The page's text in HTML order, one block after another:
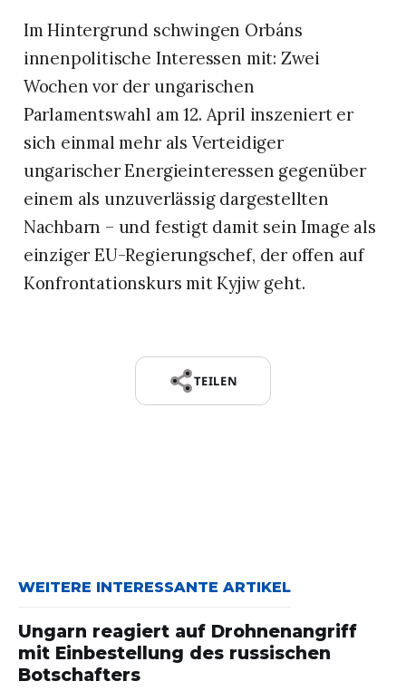
Im Hintergrund schwingen Orbáns
innenpolitische Interessen mit: Zwei
Wochen vor der ungarischen
Parlamentswahl am 12. April inszeniert er
sich einmal mehr als Verteidiger
ungarischer Energieinteressen gegenüber
einem als unzuverlässig dargestellten
Nachbarn – und festigt damit sein Image als
einziger EU-Regierungschef, der offen auf
Konfrontationskurs mit Kyjiw geht.
TEILEN
WEITERE INTERESSANTE ARTIKEL
Ungarn reagiert auf Drohnenangriff
mit Einbestellung des russischen
Botschafters